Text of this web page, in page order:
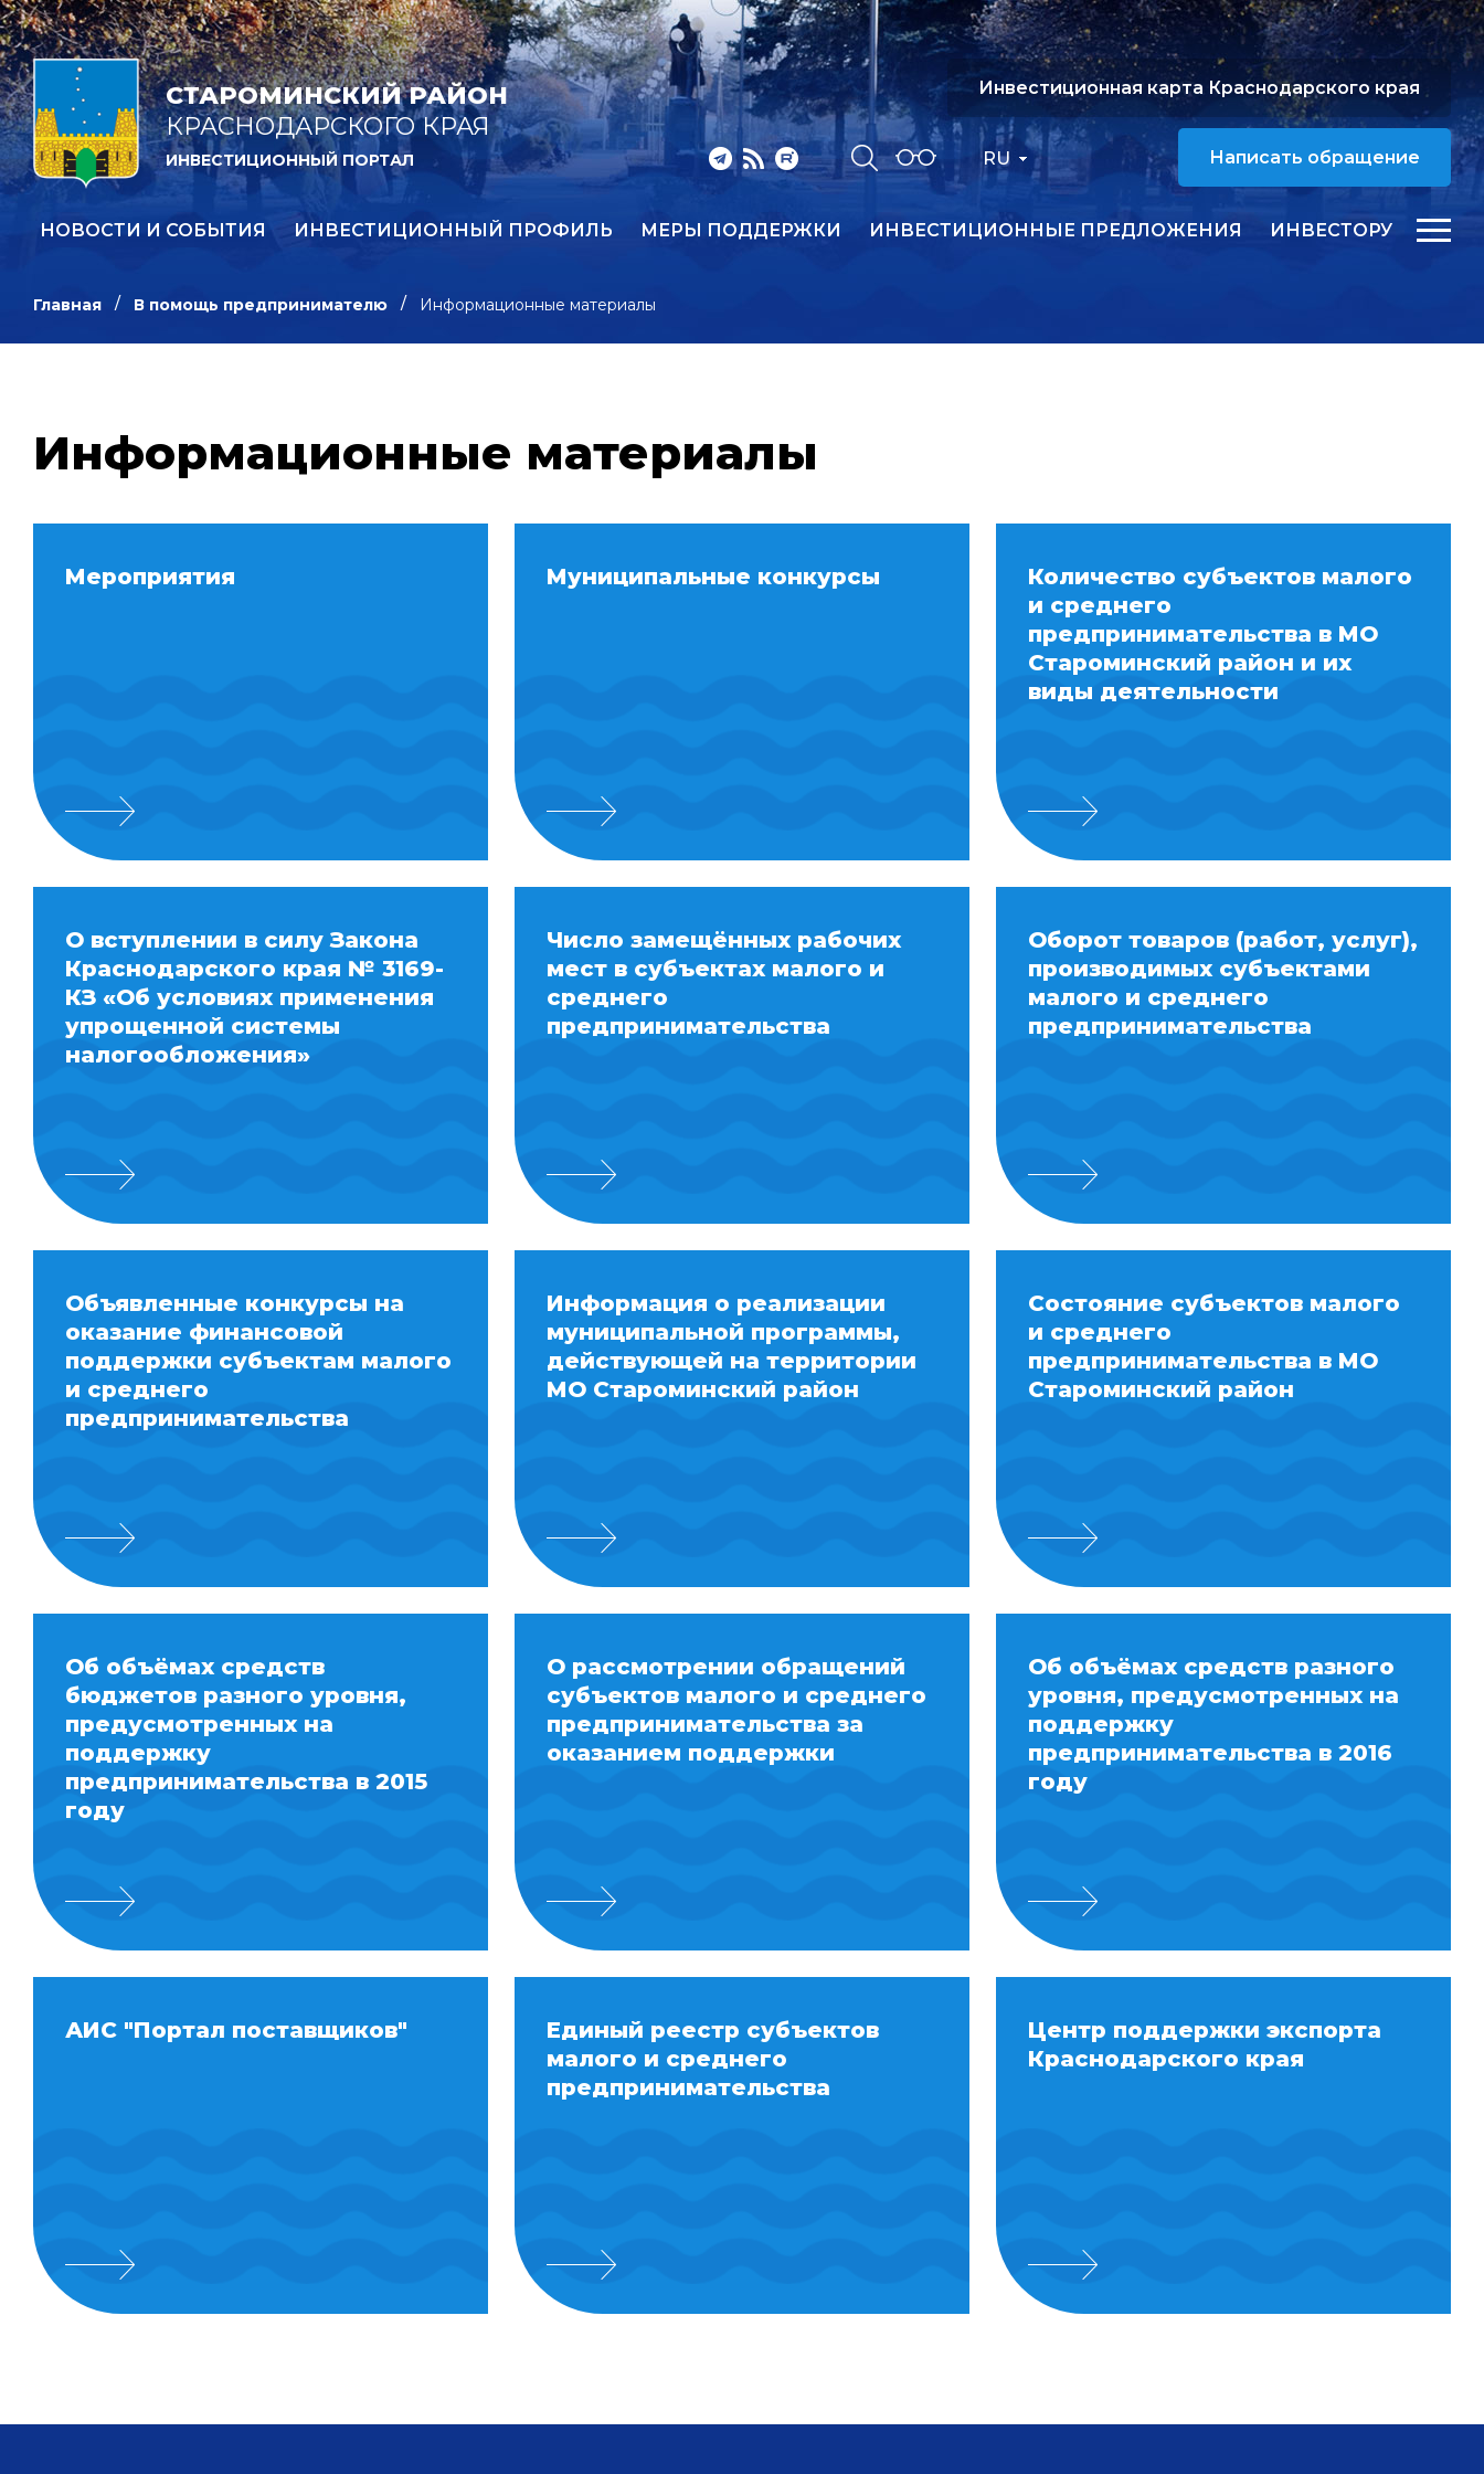
СТАРОМИНСКИЙ РАЙОН
КРАСНОДАРСКОГО КРАЯ
ИНВЕСТИЦИОННЫЙ ПОРТАЛ RU
Инвестиционная карта Краснодарского края
Написать обращение
НОВОСТИ И СОБЫТИЯ ИНВЕСТИЦИОННЫЙ ПРОФИЛЬ МЕРЫ ПОДДЕРЖКИ ИНВЕСТИЦИОННЫЕ ПРЕДЛОЖЕНИЯ ИНВЕСТОРУ
Главная В помощь предпринимателю Информационные материалы
Информационные материалы
Мероприятия Муниципальные конкурсы
Количество субъектов малого
и среднего
предпринимательства в МО
Староминский район и их
виды деятельности
О вступлении в силу Закона
Краснодарского края № 3169-
КЗ «Об условиях применения
упрощенной системы
налогообложения»
Число замещённых рабочих
мест в субъектах малого и
среднего
предпринимательства
Оборот товаров (работ, услуг),
производимых субъектами
малого и среднего
предпринимательства
Объявленные конкурсы на
оказание финансовой
поддержки субъектам малого
и среднего
предпринимательства
Информация о реализации
муниципальной программы,
действующей на территории
МО Староминский район
Состояние субъектов малого
и среднего
предпринимательства в МО
Староминский район
Об объёмах средств
бюджетов разного уровня,
предусмотренных на
поддержку
предпринимательства в 2015
году
О рассмотрении обращений
субъектов малого и среднего
предпринимательства за
оказанием поддержки
Об объёмах средств разного
уровня, предусмотренных на
поддержку
предпринимательства в 2016
году
АИС "Портал поставщиков"
Единый реестр субъектов
малого и среднего
предпринимательства
Центр поддержки экспорта
Краснодарского края